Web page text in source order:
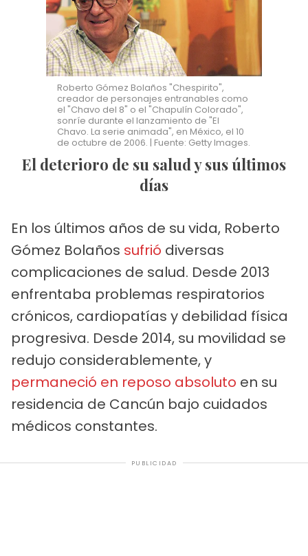
Roberto Gómez Bolaños "Chespirito",
creador de personajes entranables como
el "Chavo del 8" o el "Chapulín Colorado",
sonríe durante el lanzamiento de "El
Chavo. La serie animada", en México, el 10
de octubre de 2006. | Fuente: Getty Images.
El deterioro de su salud y sus últimos
días
En los últimos años de su vida, Roberto
Gómez Bolaños sufrió diversas
complicaciones de salud. Desde 2013
enfrentaba problemas respiratorios
crónicos, cardiopatías y debilidad física
progresiva. Desde 2014, su movilidad se
redujo considerablemente, y
permaneció en reposo absoluto en su
residencia de Cancún bajo cuidados
médicos constantes.
PUBLICIDAD